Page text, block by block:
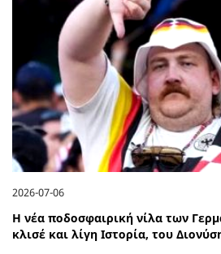
2026-07-06
Η νέα ποδοσφαιρική νίλα των
κλισέ και λίγη Ιστορία, του